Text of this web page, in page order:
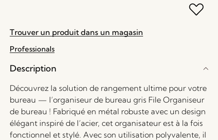
Trouver un produit dans un magasin
Professionals
Description
Découvrez la solution de rangement ultime pour votre
bureau — l’organiseur de bureau gris File Organiseur
de bureau ! Fabriqué en métal robuste avec un design
élégant inspiré de l’acier, cet organisateur est à la fois
fonctionnel et stylé. Avec son utilisation polyvalente, il